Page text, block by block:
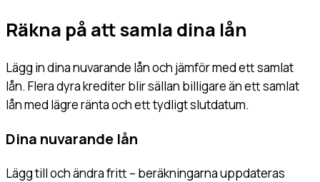
Räkna på att samla dina lån
Lägg in dina nuvarande lån och jämför med ett samlat
lån. Flera dyra krediter blir sällan billigare än ett samlat
lån med lägre ränta och ett tydligt slutdatum.
Dina nuvarande lån
Lägg till och ändra fritt – beräkningarna uppdateras